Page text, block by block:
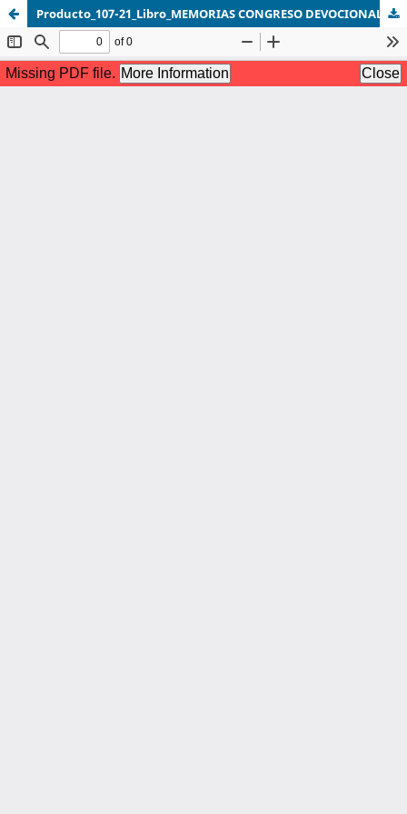
Producto_107-21_Libro_MEMORIAS CONGRESO DEVOCIONAL definitivo - 21 de mayo de 2021-7-15.pdf